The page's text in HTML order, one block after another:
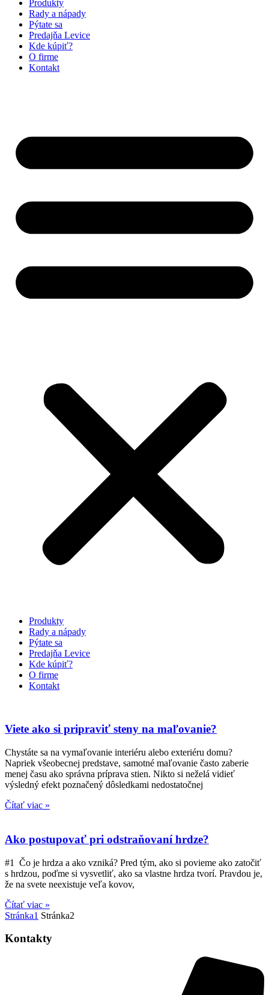
Produkty
Rady a nápady
Pýtate sa
Predajňa Levice
Kde kúpiť?
O firme
Kontakt
Produkty
Rady a nápady
Pýtate sa
Predajňa Levice
Kde kúpiť?
O firme
Kontakt
Viete ako si pripraviť steny na maľovanie?
Chystáte sa na vymaľovanie interiéru alebo exteriéru domu?
Napriek všeobecnej predstave, samotné maľovanie často zaberie
menej času ako správna príprava stien. Nikto si neželá vidieť
výsledný efekt poznačený dôsledkami nedostatočnej
Čítať viac »
Ako postupovať pri odstraňovaní hrdze?
#1 Čo je hrdza a ako vzniká? Pred tým, ako si povieme ako zatočiť
s hrdzou, poďme si vysvetliť, ako sa vlastne hrdza tvorí. Pravdou je,
že na svete neexistuje veľa kovov,
Čítať viac »
Stránka1 Stránka2
Kontakty